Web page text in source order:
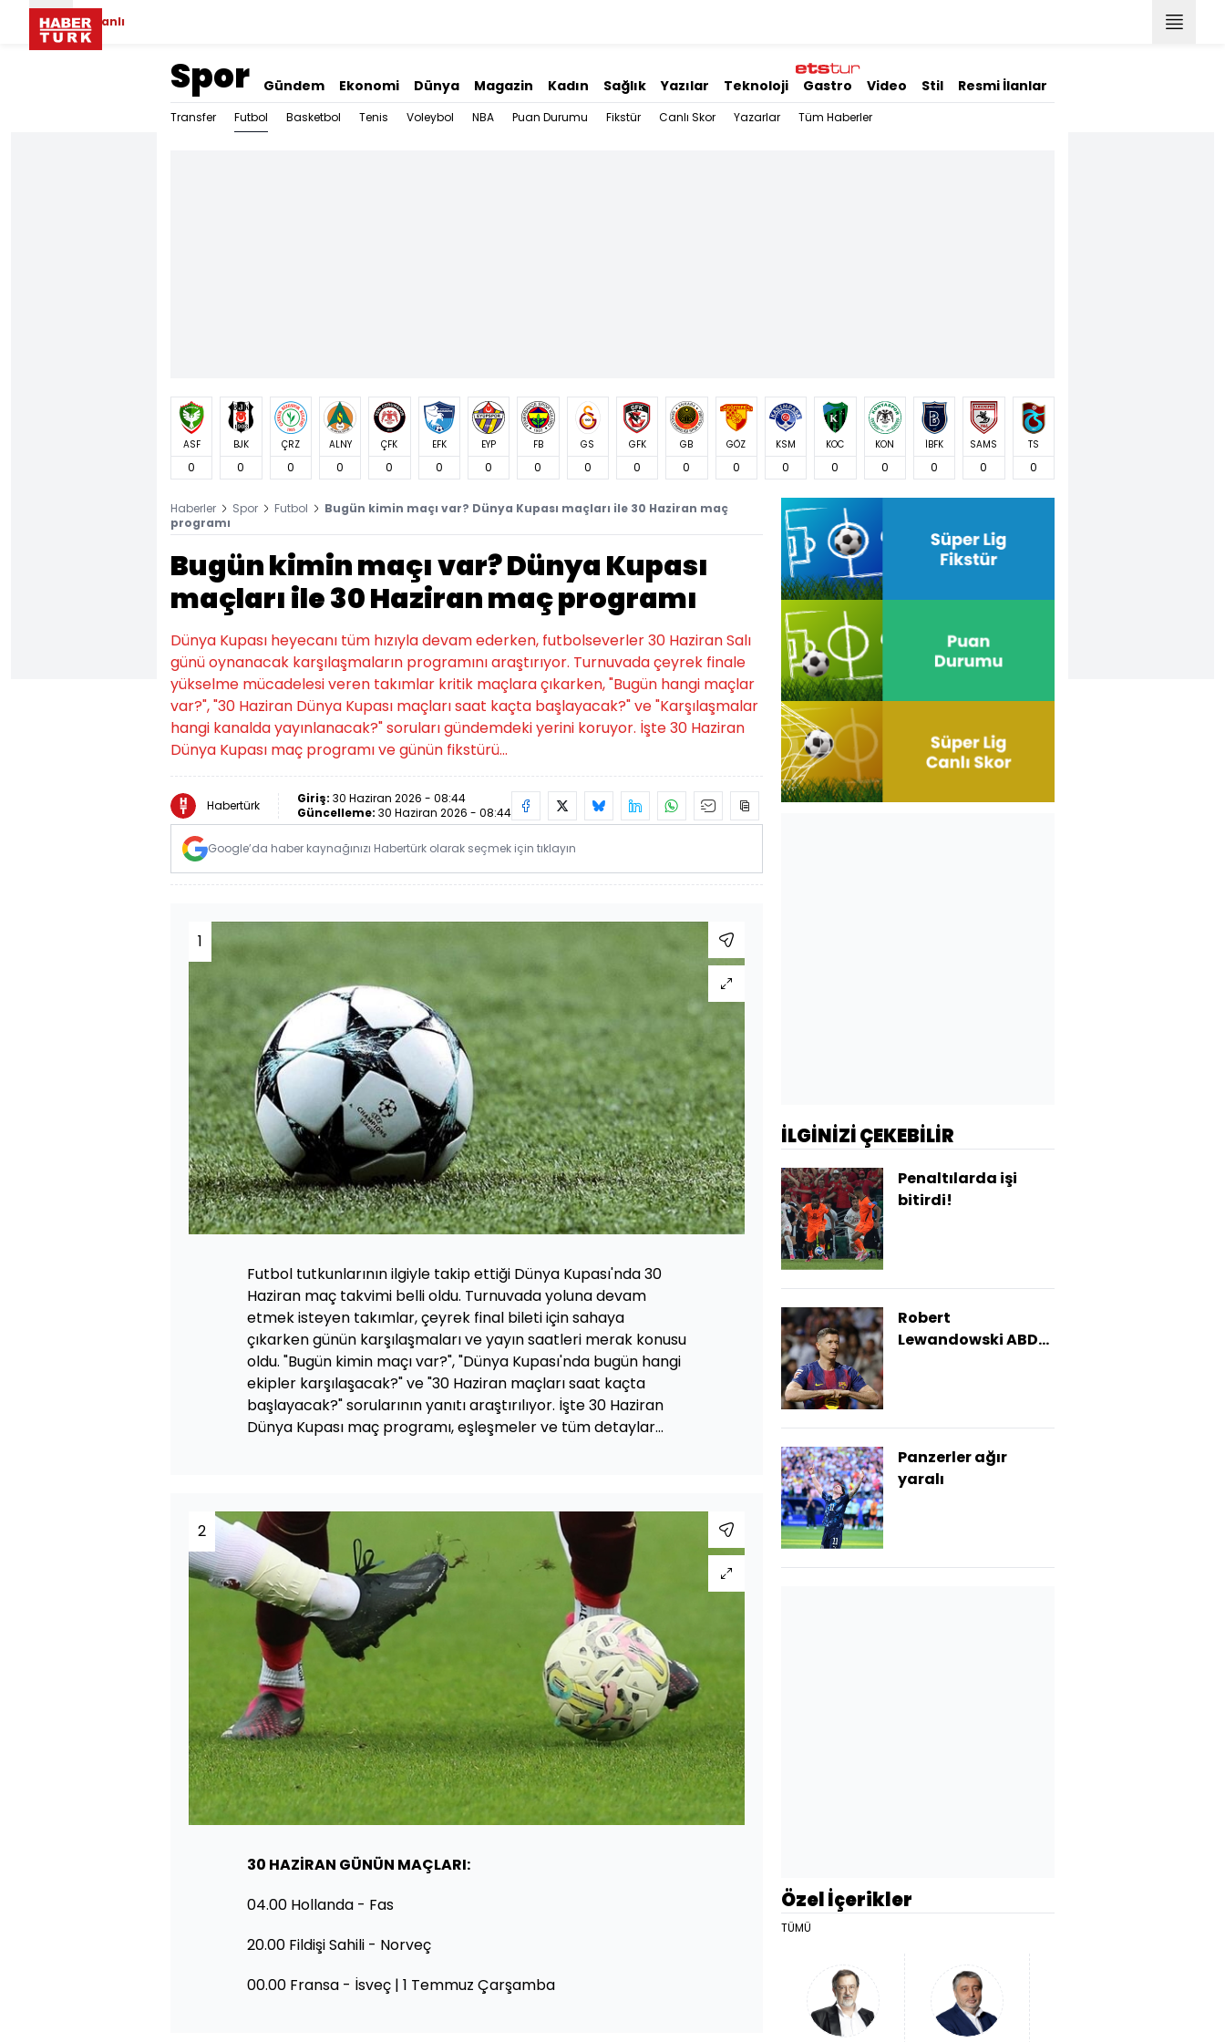
Canlı
Spor Gündem Ekonomi Dünya Magazin Kadın Sağlık Yazılar Teknoloji Gastro Video Stil Resmi İlanlar
Transfer Futbol Basketbol Tenis Voleybol NBA Puan Durumu Fikstür Canlı Skor Yazarlar Tüm Haberler
ASF
0
BJK
0
ÇRZ
0
ALNY
0
ÇFK
0
EFK
0
EYP
0
FB
0
GS
0
GFK
0
GB
0
GÖZ
0
KSM
0
KOC
0
KON
0
İBFK
0
SAMS
0
TS
0
Haberler Spor Futbol
Bugün kimin maçı var? Dünya Kupası maçları ile 30 Haziran maç
programı
Bugün kimin maçı var? Dünya Kupası
maçları ile 30 Haziran maç programı
Dünya Kupası heyecanı tüm hızıyla devam ederken, futbolseverler 30 Haziran Salı
günü oynanacak karşılaşmaların programını araştırıyor. Turnuvada çeyrek finale
yükselme mücadelesi veren takımlar kritik maçlara çıkarken, "Bugün hangi maçlar
var?", "30 Haziran Dünya Kupası maçları saat kaçta başlayacak?" ve "Karşılaşmalar
hangi kanalda yayınlanacak?" soruları gündemdeki yerini koruyor. İşte 30 Haziran
Dünya Kupası maç programı ve günün fikstürü...
Habertürk Giriş: 30 Haziran 2026 - 08:44
Güncelleme: 30 Haziran 2026 - 08:44
Google’da haber kaynağınızı Habertürk olarak seçmek için tıklayın
1
Futbol tutkunlarının ilgiyle takip ettiği Dünya Kupası'nda 30
Haziran maç takvimi belli oldu. Turnuvada yoluna devam
etmek isteyen takımlar, çeyrek final bileti için sahaya
çıkarken günün karşılaşmaları ve yayın saatleri merak konusu
oldu. "Bugün kimin maçı var?", "Dünya Kupası'nda bugün hangi
ekipler karşılaşacak?" ve "30 Haziran maçları saat kaçta
başlayacak?" sorularının yanıtı araştırılıyor. İşte 30 Haziran
Dünya Kupası maç programı, eşleşmeler ve tüm detaylar...
2
30 HAZİRAN GÜNÜN MAÇLARI:
04.00 Hollanda - Fas
20.00 Fildişi Sahili - Norveç
00.00 Fransa - İsveç | 1 Temmuz Çarşamba
Özel İçerikler
TÜMÜ
İLGİNİZİ ÇEKEBİLİR
Penaltılarda işi
bitirdi!
Robert
Lewandowski ABD
Panzerler ağır
yaralı